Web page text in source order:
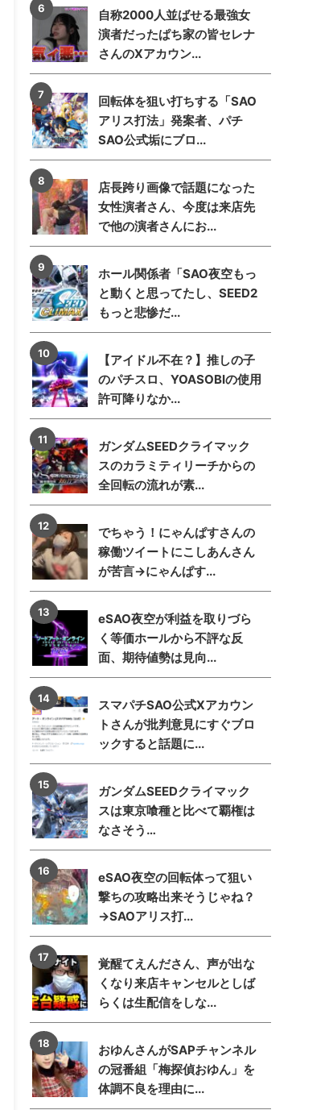
自称2000人並ばせる最強女
演者だったぱち家の皆セレナ
さんのXアカウン...
回転体を狙い打ちする「SAO
アリス打法」発案者、パチ
SAO公式垢にブロ...
店長跨り画像で話題になった
女性演者さん、今度は来店先
で他の演者さんにお...
ホール関係者「SAO夜空もっ
と動くと思ってたし、SEED2
もっと悲惨だ...
【アイドル不在？】推しの子
のパチスロ、YOASOBIの使用
許可降りなか...
ガンダムSEEDクライマック
スのカラミティリーチからの
全回転の流れが素...
でちゃう！にゃんぱすさんの
稼働ツイートにこしあんさん
が苦言→にゃんぱす...
eSAO夜空が利益を取りづら
く等価ホールから不評な反
面、期待値勢は見向...
スマパチSAO公式Xアカウン
トさんが批判意見にすぐブロ
ックすると話題に...
ガンダムSEEDクライマック
スは東京喰種と比べて覇権は
なさそう…
eSAO夜空の回転体って狙い
撃ちの攻略出来そうじゃね？
→SAOアリス打...
覚醒てえんださん、声が出な
くなり来店キャンセルとしば
らくは生配信をしな...
おゆんさんがSAPチャンネル
の冠番組「梅探偵おゆん」を
体調不良を理由に...